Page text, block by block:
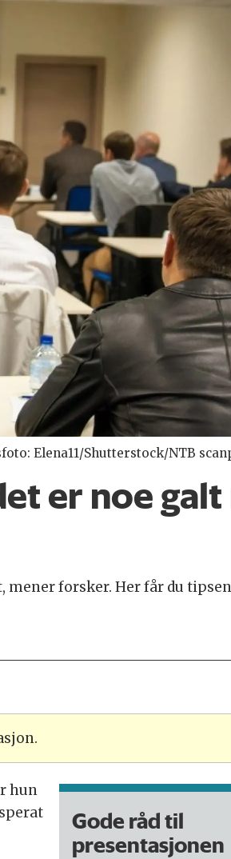
Elena11/Shutterstock/NTB
er noe galt
forsker. Her får du
Gode råd til
presentasjonen
hun